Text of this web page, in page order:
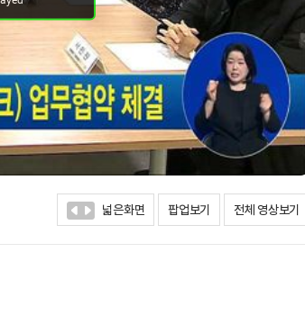
넓은화면 팝업보기 전체 영상보기